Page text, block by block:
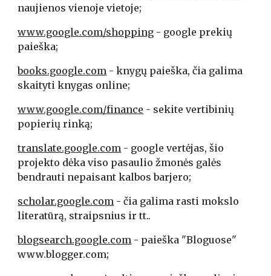
naujienos vienoje vietoje;
www.google.com/shopping - google prekių
paieška;
books.google.com - knygų paieška, čia galima
skaityti knygas online;
www.google.com/finance - sekite vertibinių
popierių rinką;
translate.google.com - google vertėjas, šio
projekto dėka viso pasaulio žmonės galės
bendrauti nepaisant kalbos barjero;
scholar.google.com - čia galima rasti mokslo
literatūrą, straipsnius ir tt..
blogsearch.google.com - paieška "Bloguose"
www.blogger.com;